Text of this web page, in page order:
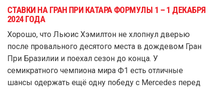
СТАВКИ НА ГРАН ПРИ КАТАРА ФОРМУЛЫ 1 – 1 ДЕКАБРЯ
2024 ГОДА
Хорошо, что Льюис Хэмилтон не хлопнул дверью
после провального десятого места в дождевом Гран
При Бразилии и поехал сезон до конца. У
семикратного чемпиона мира Ф1 есть отличные
шансы одержать ещё одну победу с Mercedes перед